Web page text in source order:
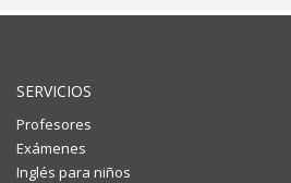
SERVICIOS
Profesores
Exámenes
Inglés para niños